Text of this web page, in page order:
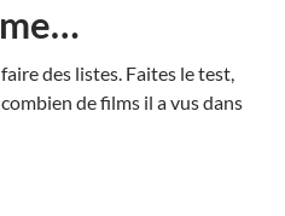
des listes. Faites le test,
de films il a vus dans
ciné 2019